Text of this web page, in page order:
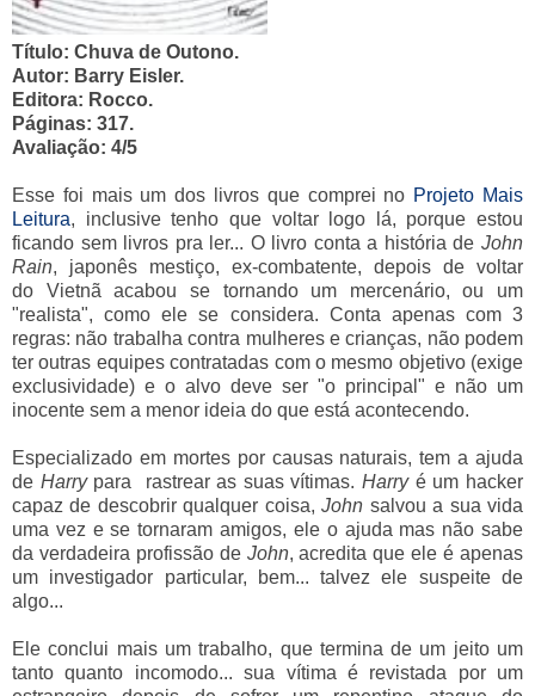
Título: Chuva de Outono.
Autor: Barry Eisler.
Editora: Rocco.
Páginas: 317.
Avaliação: 4/5
Esse foi mais um dos livros que comprei no Projeto Mais
Leitura, inclusive tenho que voltar logo lá, porque estou
ficando sem livros pra ler... O livro conta a história de John
Rain, japonês mestiço, ex-combatente, depois de voltar
do Vietnã acabou se tornando um mercenário, ou um
"realista", como ele se considera. Conta apenas com 3
regras: não trabalha contra mulheres e crianças, não podem
ter outras equipes contratadas com o mesmo objetivo (exige
exclusividade) e o alvo deve ser "o principal" e não um
inocente sem a menor ideia do que está acontecendo.
Especializado em mortes por causas naturais, tem a ajuda
de Harrypara rastrear as suas vítimas.Harryé um hacker
capaz de descobrir qualquer coisa,John salvou a sua vida
uma vez e se tornaram amigos, ele o ajuda mas não sabe
da verdadeira profissão de John, acredita que ele é apenas
um investigador particular, bem... talvez ele suspeite de
algo...
Ele conclui mais um trabalho, que termina de um jeito um
tanto quanto incomodo... sua vítima é revistada por um